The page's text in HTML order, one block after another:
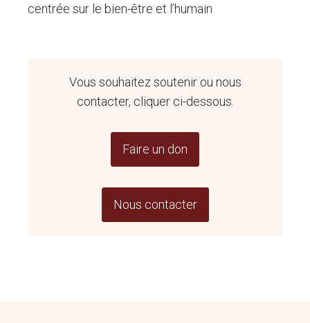
centrée sur le bien-être et l’humain
Vous souhaitez soutenir ou nous
contacter, cliquer ci-dessous.
Faire un don
Nous contacter